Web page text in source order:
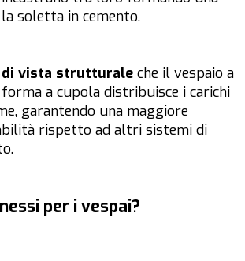
soletta in cemento.
vista strutturale che il vespaio a
a cupola distribuisce i carichi
garantendo una maggiore
rispetto ad altri sistemi di
per i vespai?